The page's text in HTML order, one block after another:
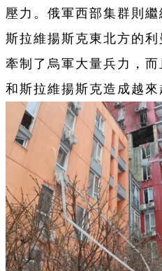
壓力。俄軍西部集群則
斯拉維揚斯克東北方的
牽制了烏軍大量兵力，
和斯拉維揚斯克造成越來